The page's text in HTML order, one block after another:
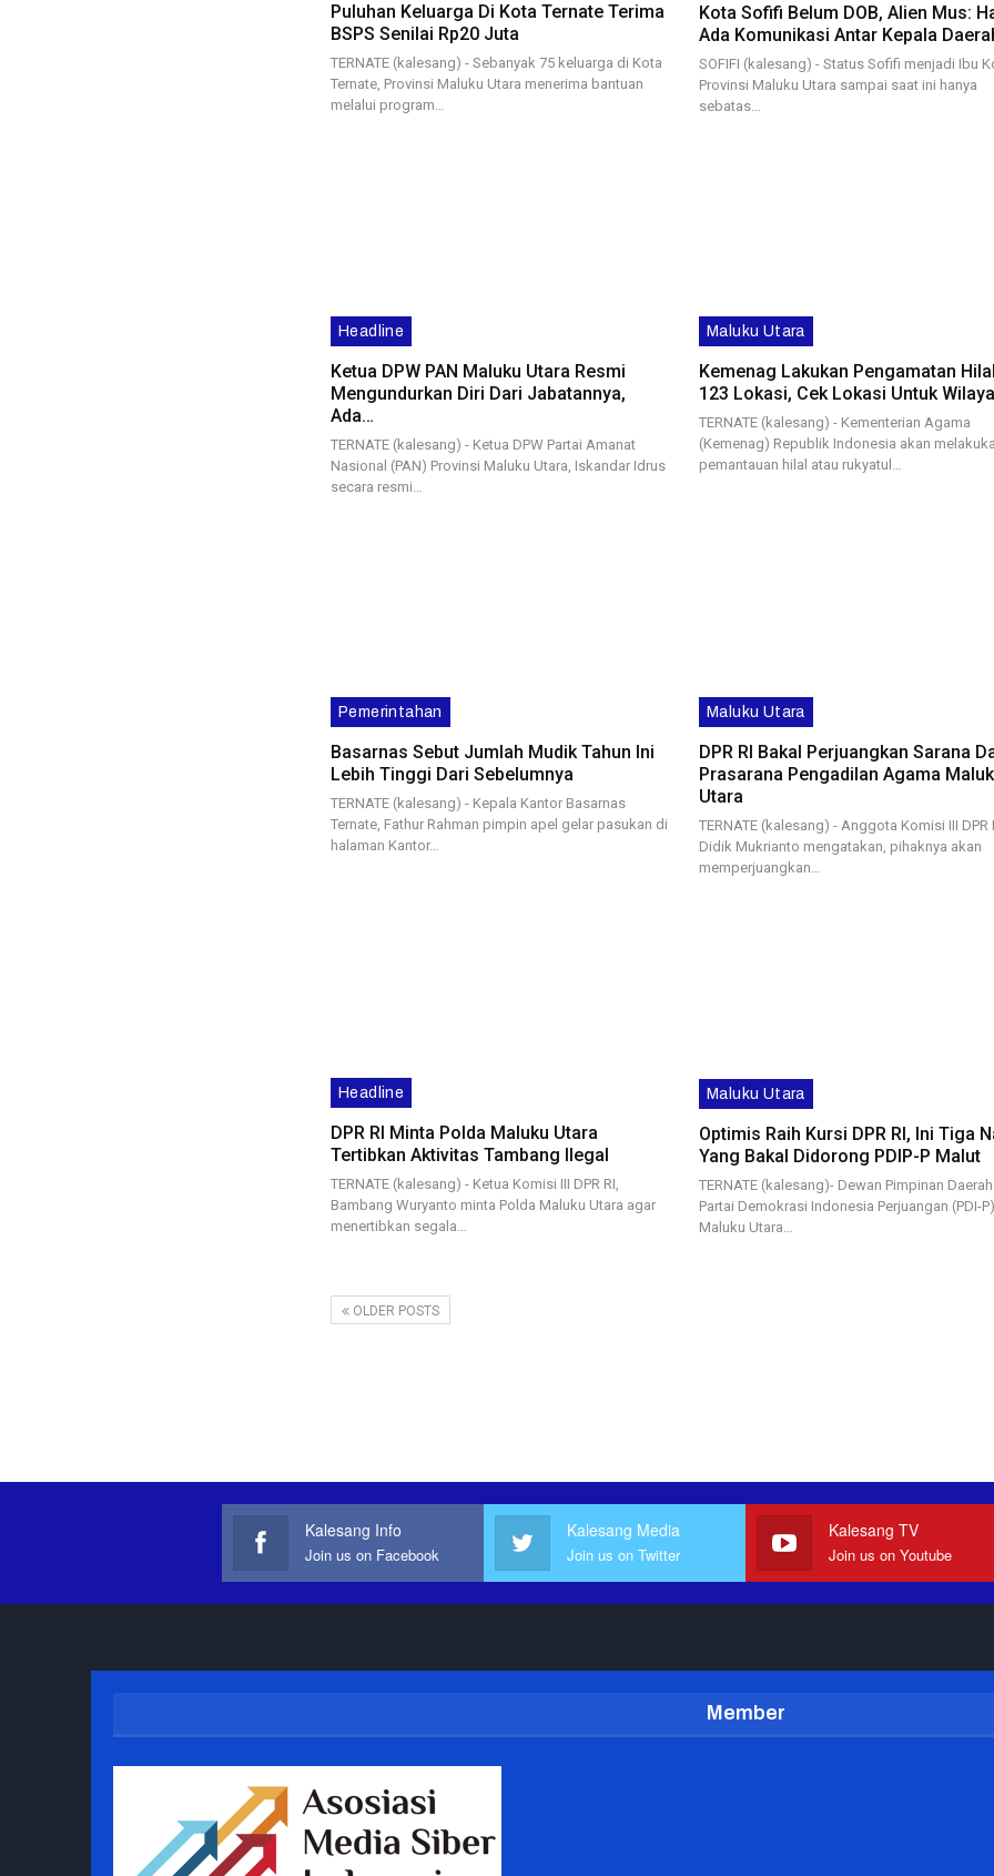
Puluhan Keluarga Di Kota Ternate Terima
BSPS Senilai Rp20 Juta
TERNATE (kalesang) - Sebanyak 75 keluarga di Kota
Ternate, Provinsi Maluku Utara menerima bantuan
melalui program…
Kota Sofifi Belum DOB, Alien Mus:
Ada Komunikasi Antar Kepala
SOFIFI (kalesang) - Status Sofifi menjadi Ibu
Provinsi Maluku Utara sampai saat ini hanya
sebatas…
Headline
Ketua DPW PAN Maluku Utara Resmi
Mengundurkan Diri Dari Jabatannya,
Ada…
TERNATE (kalesang) - Ketua DPW Partai Amanat
Nasional (PAN) Provinsi Maluku Utara, Iskandar Idrus
secara resmi…
Maluku Utara
Kemenag Lakukan Pengamatan
123 Lokasi, Cek Lokasi Untuk
TERNATE (kalesang) - Kementerian Agama
(Kemenag) Republik Indonesia akan
pemantauan hilal atau rukyatul…
Pemerintahan
Basarnas Sebut Jumlah Mudik Tahun Ini
Lebih Tinggi Dari Sebelumnya
TERNATE (kalesang) - Kepala Kantor Basarnas
Ternate, Fathur Rahman pimpin apel gelar pasukan di
halaman Kantor…
Maluku Utara
DPR RI Bakal Perjuangkan Sarana
Prasarana Pengadilan Agama
Utara
TERNATE (kalesang) - Anggota Komisi III DPR
Didik Mukrianto mengatakan, pihaknya akan
memperjuangkan…
Headline
DPR RI Minta Polda Maluku Utara
Tertibkan Aktivitas Tambang Ilegal
TERNATE (kalesang) - Ketua Komisi III DPR RI,
Bambang Wuryanto minta Polda Maluku Utara agar
menertibkan segala…
Maluku Utara
Optimis Raih Kursi DPR RI, Ini Tiga
Yang Bakal Didorong PDIP-P Malut
TERNATE (kalesang)- Dewan Pimpinan
Partai Demokrasi Indonesia Perjuangan (PDI-P)
Maluku Utara…
OLDER POSTS
Kalesang Info
Join us on Facebook
Kalesang Media
Join us on Twitter
Kalesang TV
Join us on Youtube
Member